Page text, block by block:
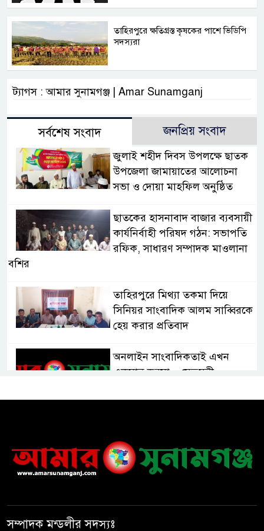
তাহিরপুরে ক্ষতিগ্রস্ত কৃষকের পাশে ভিডিপি
সদস্যরা
ট্যাগস : আমার সুনামগঞ্জ | Amar Sunamganj
সর্বশেষ সংবাদ জনপ্রিয় সংবাদ
জুলাই শহীদ দিবস উপলক্ষে ছাতক
উপজেলা জামায়াতের আলোচনা
সভা ও দোয়া মাহফিল অনুষ্ঠিত
ছাতকের হাসনাবাদ বাজার ব্যবসায়ী
কার্যনির্বাহী পরিষদ গঠন: সভাপতি
রফিক, সাধারণ সম্পাদক মাওলানা
বশির
তাহিরপুরে মিথ্যা তকমা দিয়ে
সিনিয়র সাংবাদিক আলম সাব্বিরকে
হেয় করার প্রতিবাদ
অনলাইন সাংবাদিকতাই এখন
একমাত্র ভরসা – সেতুমন্ত্রী
“রোড ব্লক কর্মসূচি “
তাহিরপুরে বজ্রপাতে যুবকের মৃত্যু
সুনামগঞ্জ জেলা সিএনজি শ্রমিক
সম্পাদক মন্ডলীর সদস্যঃ